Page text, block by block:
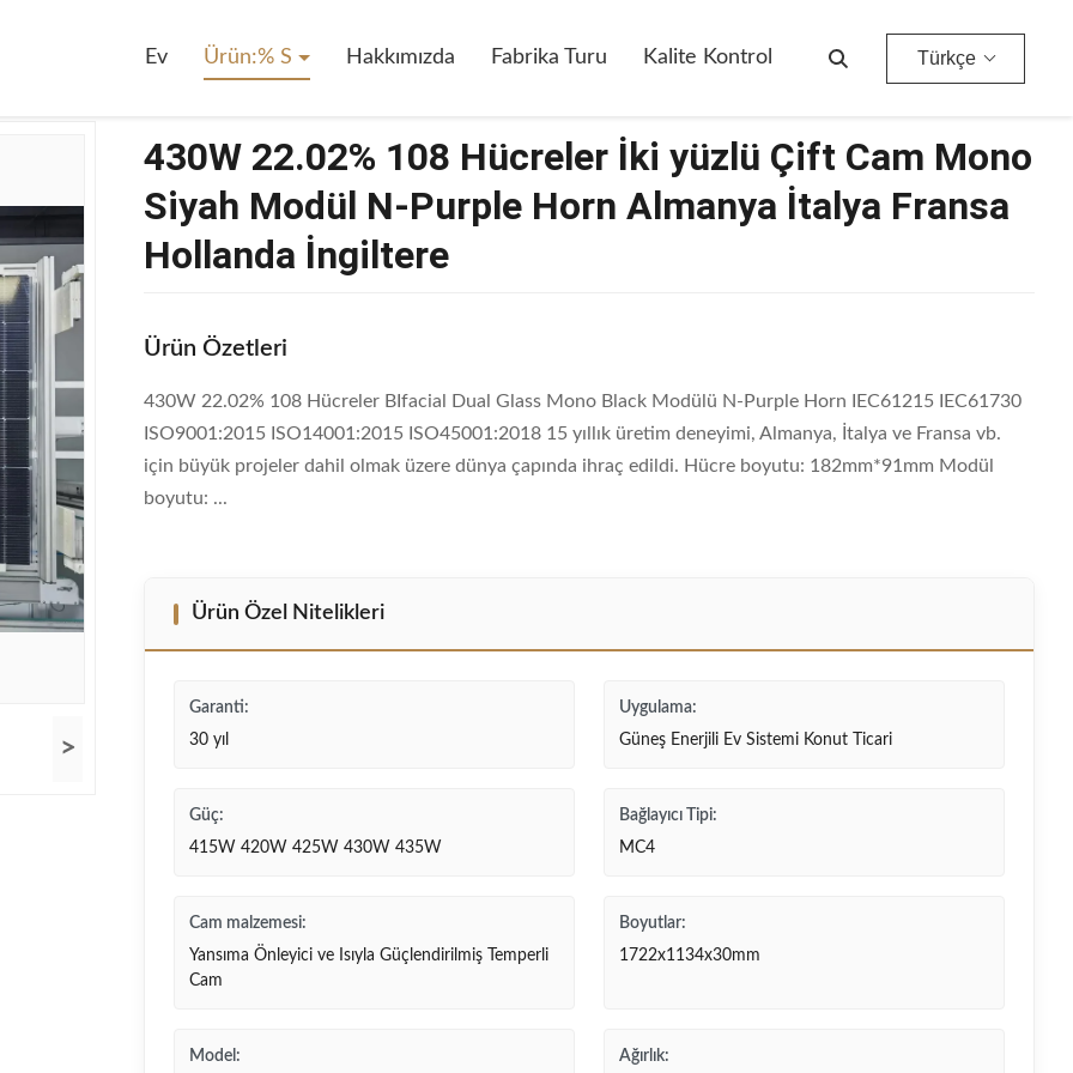
Ev Ürün:% S Hakkımızda Fabrika Turu Kalite Kontrol Türkçe
>
430W 22.02% 108 Hücreler İki yüzlü Çift Cam Mono
Siyah Modül N-Purple Horn Almanya İtalya Fransa
Hollanda İngiltere
Ürün Özetleri
430W 22.02% 108 Hücreler BIfacial Dual Glass Mono Black Modülü N-Purple Horn IEC61215 IEC61730
ISO9001:2015 ISO14001:2015 ISO45001:2018 15 yıllık üretim deneyimi, Almanya, İtalya ve Fransa vb.
için büyük projeler dahil olmak üzere dünya çapında ihraç edildi. Hücre boyutu: 182mm*91mm Modül
boyutu: ...
Ürün Özel Nitelikleri
Garanti:
30 yıl
Uygulama:
Güneş Enerjili Ev Sistemi Konut Ticari
Güç:
415W 420W 425W 430W 435W
Bağlayıcı Tipi:
MC4
Cam malzemesi:
Yansıma Önleyici ve Isıyla Güçlendirilmiş Temperli
Cam
Boyutlar:
1722x1134x30mm
Model: Ağırlık: